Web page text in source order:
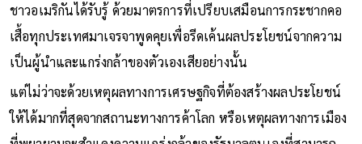
ชาวอเมริกันได้รับรู้ ด้วยมาตรการที่เปรียบเสมือนการกระชากคอ
เสื้อทุกประเทศมาเจรจาพูดคุยเพื่อรีดเค้นผลประโยชน์จากความ
เป็นผู้นำและแกร่งกล้าของตัวเองเสียอย่างนั้น
แต่ไม่ว่าจะด้วยเหตุผลทางการเศรษฐกิจที่ต้องสร้างผลประโยชน์
ให้ได้มากที่สุดจากสถานะทางการค้าโลก หรือเหตุผลทางการเมือง